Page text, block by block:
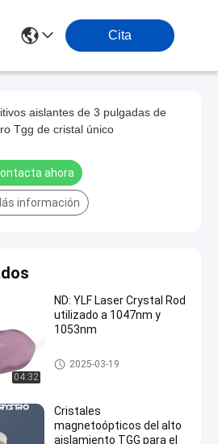
Cita
aislantes de 3 pulgadas de
Tgg de cristal único
ahora
información
04:32
ND: YLF Laser Crystal Rod
utilizado a 1047nm y
1053nm
Cristales láser
2025-03-19
Cristales
magnetoópticos del alto
aislamiento TGG para el